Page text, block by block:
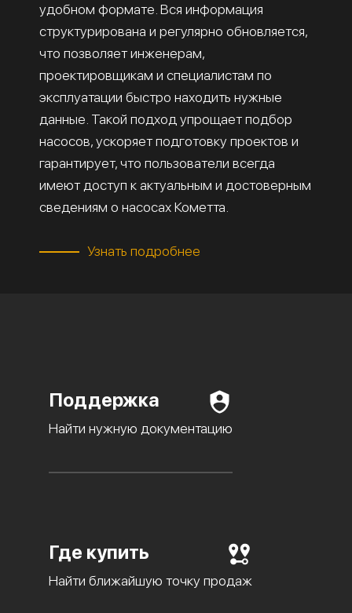
удобном формате. Вся информация
структурирована и регулярно обновляется,
что позволяет инженерам,
проектировщикам и специалистам по
эксплуатации быстро находить нужные
данные. Такой подход упрощает подбор
насосов, ускоряет подготовку проектов и
гарантирует, что пользователи всегда
имеют доступ к актуальным и достоверным
сведениям о насосах Кометта.
Узнать подробнее
Поддержка
Найти нужную документацию
Где купить
Найти ближайшую точку продаж